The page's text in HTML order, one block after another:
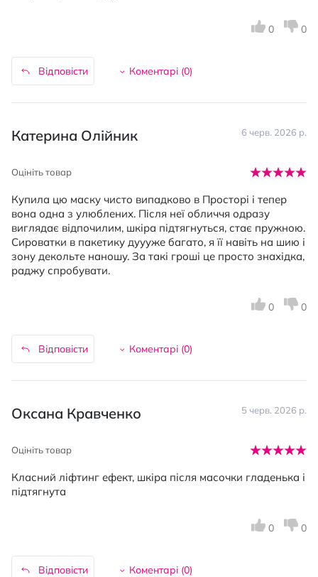
Відповісти Коментарі (0)
0 0
Катерина Олійник 6 черв. 2026 р.
Оцініть товар
Купила цю маску чисто випадково в Просторі і тепер
вона одна з улюблених. Після неї обличчя одразу
виглядає відпочилим, шкіра підтягнуться, стає пружною.
Сироватки в пакетику дуууже багато, я її навіть на шию і
зону декольте наношу. За такі гроші це просто знахідка,
раджу спробувати.
Відповісти Коментарі (0)
0 0
Оксана Кравченко 5 черв. 2026 р.
Оцініть товар
Класний ліфтинг ефект, шкіра після масочки гладенька і
підтягнута
Відповісти Коментарі (0)
0 0